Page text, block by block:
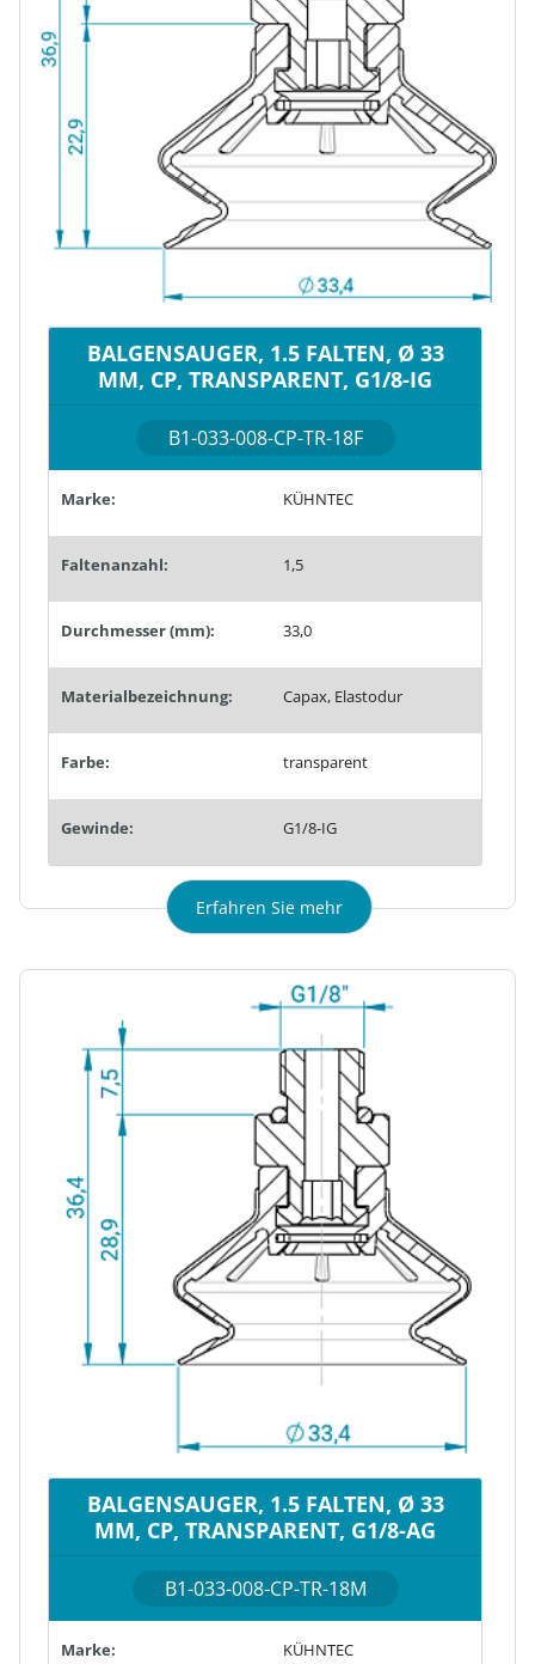
BALGENSAUGER, 1.5 FALTEN, Ø 33
MM, CP, TRANSPARENT, G1/8-IG
B1-033-008-CP-TR-18F
Marke: KÜHNTEC
Faltenanzahl: 1,5
Durchmesser (mm): 33,0
Materialbezeichnung: Capax, Elastodur
Farbe: transparent
Gewinde: G1/8-IG
Erfahren Sie mehr
BALGENSAUGER, 1.5 FALTEN, Ø 33
MM, CP, TRANSPARENT, G1/8-AG
B1-033-008-CP-TR-18M
Marke: KÜHNTEC